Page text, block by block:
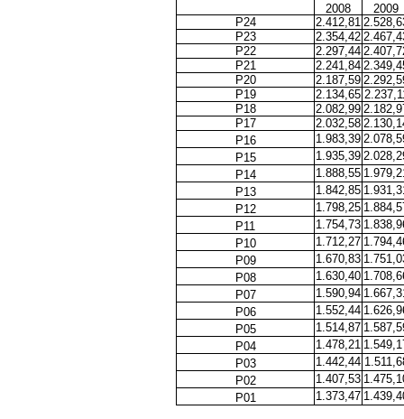
2008
2009
P24
2.412,81
P23
2.354,42
P22
2.297,44
P21
2.241,84
P20
2.187,59
P19
2.134,65
P18
2.082,99
P17
2.032,58
P16
1.983,39
P15
1.935,39
P14
1.888,55
P13
1.842,85
P12
1.798,25
P11
1.754,73
P10
1.712,27
P09
1.670,83
P08
1.630,40
P07
1.590,94
P06
1.552,44
P05
1.514,87
P04
1.478,21
P03
1.442,44
P02
1.407,53
P01
1.373,47